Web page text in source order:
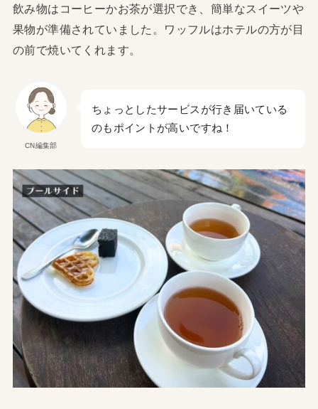
飲み物はコーヒーかお茶が選択でき、簡単なスイーツや
果物が準備されていました。ワッフルはホテルの方が目
の前で焼いてくれます。
CN編集部
ちょっとしたサービスが行き届いている
のもポイントが高いですね！